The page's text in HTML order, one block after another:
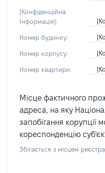
[Конфіденційна
Інформація]:
Номер будинку:
Номер корпусу:
Номер квартири:
Місце фактичного
адреса, на яку
запобігання корупції
кореспонденцію
Збігається з місцем